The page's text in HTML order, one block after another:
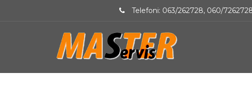
Telefoni: 063/262728, 060/